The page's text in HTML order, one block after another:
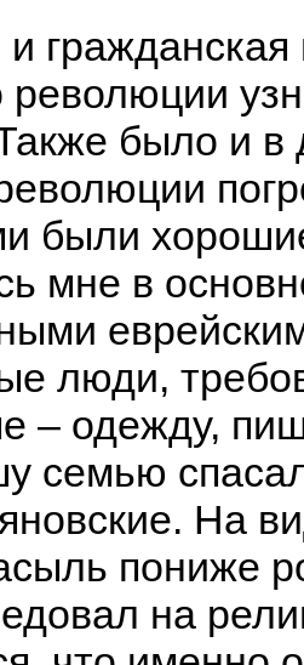
революции
было и
были
мне в
люди,
– одежду,
семью
На
пониже
на